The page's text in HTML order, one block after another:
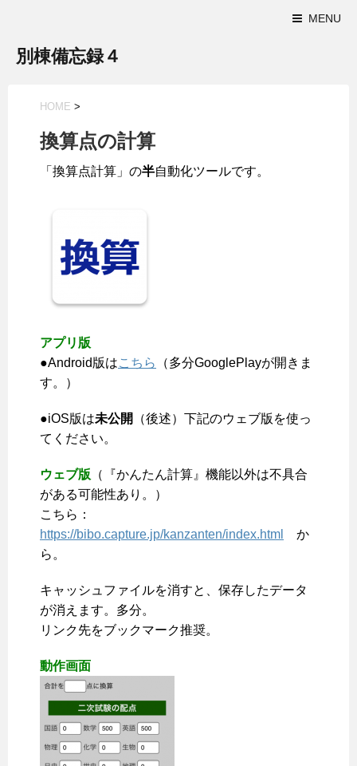
MENU
別棟備忘録４
HOME >
換算点の計算
「換算点計算」の半自動化ツールです。
アプリ版
●Android版はこちら
（多分GooglePlayが開きま
す。）
●iOS版は未公開
（後述）下記のウェブ版を使っ
てください。
ウェブ版 （『かんたん計算』機能以外は不具合
がある可能性あり。）
こちら：
https://bibo.capture.jp/kanzanten/index.html
か
ら。
キャッシュファイルを消すと、保存したデータ
が消えます。多分。
リンク先をブックマーク推奨。
動作画面